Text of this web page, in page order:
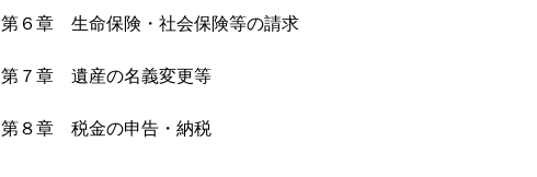
第６章 生命保険・社会保険等の請求
第７章 遺産の名義変更等
第８章 税金の申告・納税